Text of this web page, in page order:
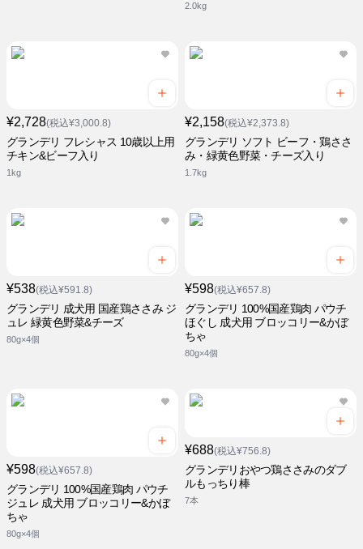
2.0kg
¥2,728(税込¥3,000.8)
グランデリ フレシャス 10歳以上用
チキン&ビーフ入り
1kg
¥2,158(税込¥2,373.8)
グランデリ ソフト ビーフ・鶏ささ
み・緑黄色野菜・チーズ入り
1.7kg
¥538(税込¥591.8)
グランデリ 成犬用 国産鶏ささみ ジ
ュレ 緑黄色野菜&チーズ
80g×4個
¥598(税込¥657.8)
グランデリ 100%国産鶏肉 パウチ
ほぐし 成犬用 ブロッコリー&かぼ
ちゃ
80g×4個
¥598(税込¥657.8)
グランデリ 100%国産鶏肉 パウチ
ジュレ 成犬用 ブロッコリー&かぼ
ちゃ
80g×4個
¥688(税込¥756.8)
グランデリおやつ鶏ささみのダブ
ルもっちり棒
7本